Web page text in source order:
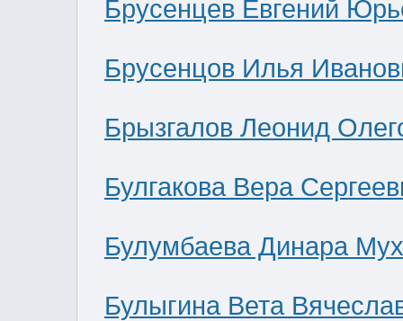
Брусенцев Евгений
Брусенцов Илья
Брызгалов Леонид
Булгакова Вера
Булумбаева Динара
Булыгина Вета